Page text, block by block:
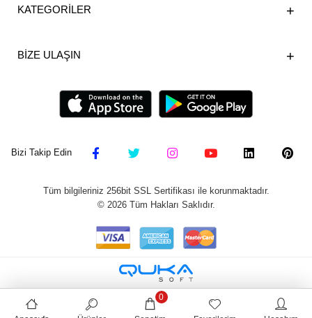
KATEGORİLER
BİZE ULAŞIN
Bizi Takip Edin
Tüm bilgileriniz 256bit SSL Sertifikası ile korunmaktadır.
© 2026Tüm Hakları Saklıdır.
0